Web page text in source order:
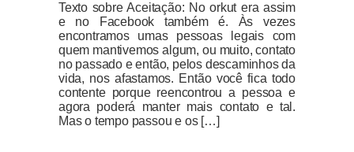
Texto sobre Aceitação: No orkut era assim
e no Facebook também é. Às vezes
encontramos umas pessoas legais com
quem mantivemos algum, ou muito, contato
no passado e então, pelos descaminhos da
vida, nos afastamos. Então você fica todo
contente porque reencontrou a pessoa e
agora poderá manter mais contato e tal.
Mas o tempo passou e os […]